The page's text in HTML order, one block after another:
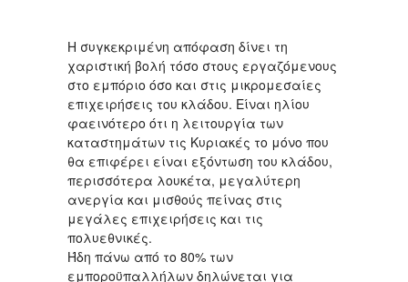
Η συγκεκριμένη απόφαση δίνει τη
χαριστική βολή τόσο στους εργαζόμενους
στο εμπόριο όσο και στις μικρομεσαίες
επιχειρήσεις του κλάδου. Είναι ηλίου
φαεινότερο ότι η λειτουργία των
καταστημάτων τις Κυριακές το μόνο που
θα επιφέρει είναι εξόντωση του κλάδου,
περισσότερα λουκέτα, μεγαλύτερη
ανεργία και μισθούς πείνας στις
μεγάλες επιχειρήσεις και τις
πολυεθνικές.
Ήδη πάνω από το 80% των
εμποροϋπαλλήλων δηλώνεται για